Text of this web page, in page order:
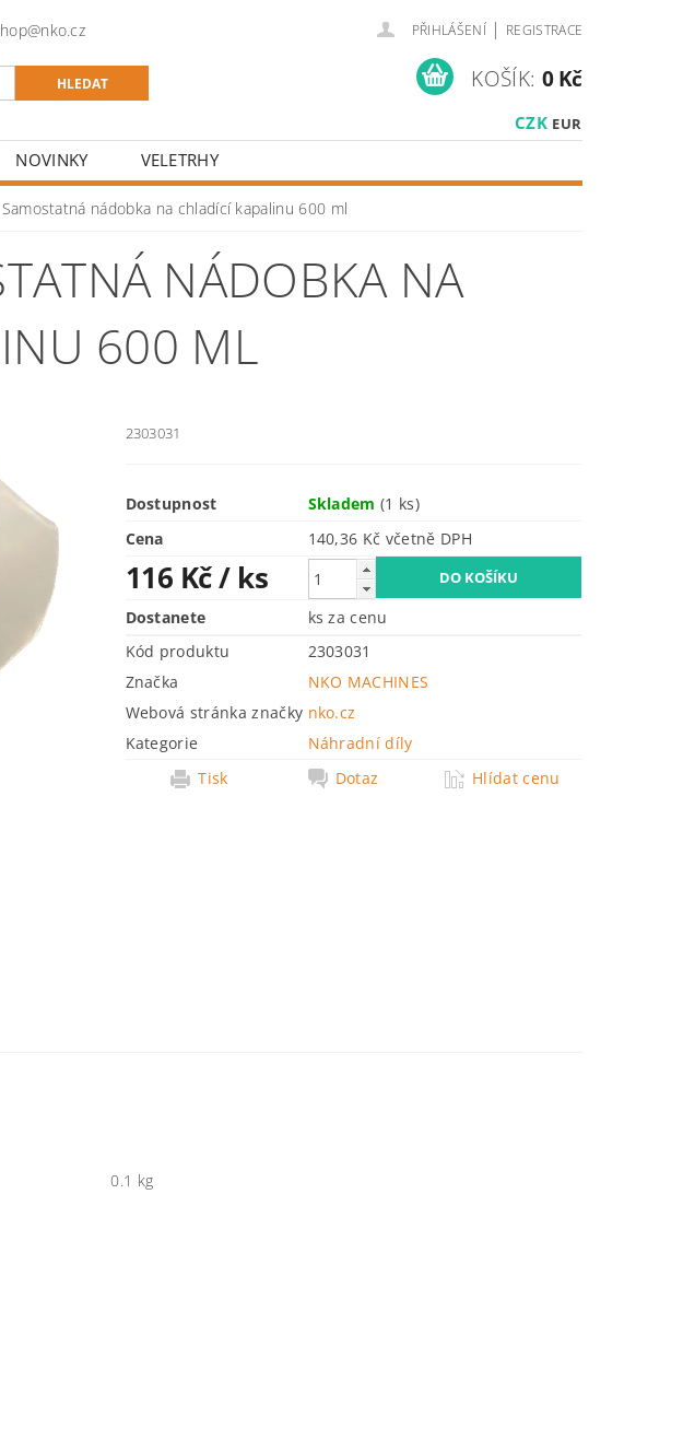
PŘIHLÁŠENÍ | REGISTRACE
CZK EUR
KOŠÍK: 0 Kč
NOVINKY VELETRHY
nádobka na chladící kapalinu 600 ml
NÁDOBKA NA
600 ML
2303031
Dostupnost Skladem(1 ks)
Cena
140,36 Kč včetně DPH
116 Kč/ ks
Dostanete
ks za cenu
Kód produktu
2303031
Značka
NKO MACHINES
Webová stránka značky nko.cz
Kategorie
Náhradní díly
Tisk
Dotaz Hlídat cenu
0.1 kg